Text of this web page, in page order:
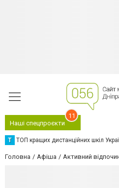
Наші спецпроєкти
11
Т ТОП кращих дистанційних шкіл
Головна Афіша Активний